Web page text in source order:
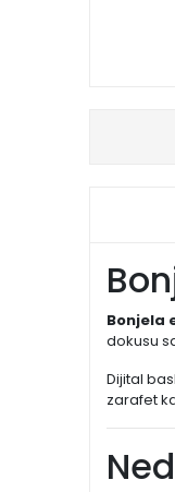
Bonjela
dokusu
Dijital
zarafet